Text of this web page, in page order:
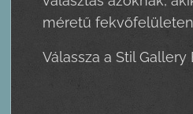
méretű
Válassza a Stil